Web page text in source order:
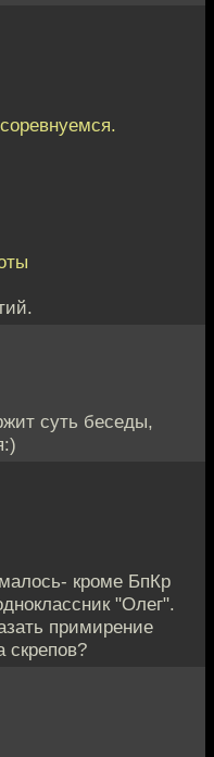
суть беседы,
кроме БпКр
"Олег".
примирение
скрепов?